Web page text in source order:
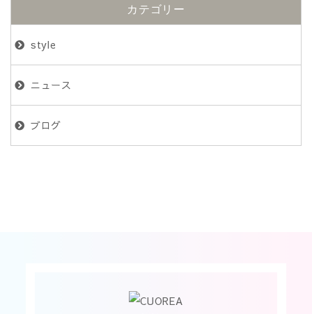
カテゴリー
style
ニュース
ブログ